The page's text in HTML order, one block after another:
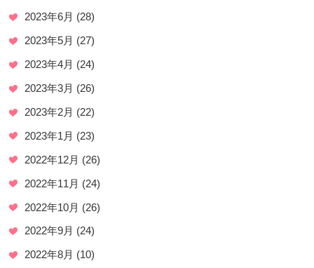
2023年6月 (28)
2023年5月 (27)
2023年4月 (24)
2023年3月 (26)
2023年2月 (22)
2023年1月 (23)
2022年12月 (26)
2022年11月 (24)
2022年10月 (26)
2022年9月 (24)
2022年8月 (10)